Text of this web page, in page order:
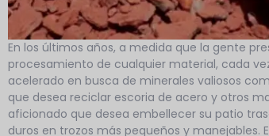
En los últimos años, a medida que la gente
procesamiento de cualquier material, cada
acelerado en busca de minerales valiosos
que desea reciclar escoria de acero y otros
aficionado que desea embellecer su patio
duros en trozos más pequeños y manejables.